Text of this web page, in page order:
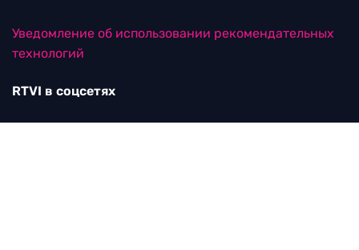
Уведомление об использовании рекомендательных
технологий
RTVI в соцсетях